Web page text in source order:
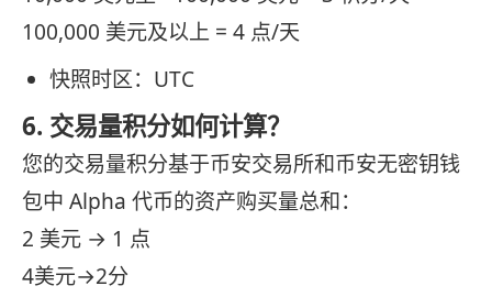
100,000 美元及以上 = 4 点/天
快照时区：UTC
6. 交易量积分如何计算？
您的交易量积分基于币安交易所和币安无密钥钱
包中 Alpha 代币的资产购买量总和：
2 美元 → 1 点
4美元→2分